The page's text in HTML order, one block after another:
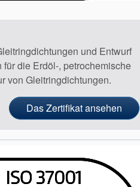
und Entwurf
die Erdöl-, petrochemische
von Gleitringdichtungen.
Das Zertifikat ansehen